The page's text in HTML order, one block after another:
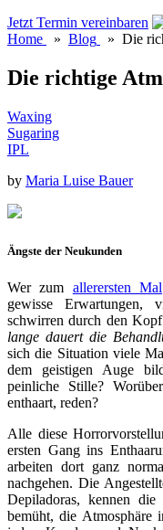
Jetzt Termin vereinbaren
Home
» Blog » Die
Die richtige
Waxing
Sugaring
IPL
by Maria Luise Bauer
Ängste der Neukunden
Wer zum allerersten Mal
gewisse Erwartungen,
schwirren durch den
lange dauert die
sich die Situation viele
dem geistigen Auge
peinliche Stille?
enthaart, reden?
Alle diese
ersten Gang ins
arbeiten dort ganz
nachgehen. Die
Depiladoras, kennen
bemüht, die Atmosphäre